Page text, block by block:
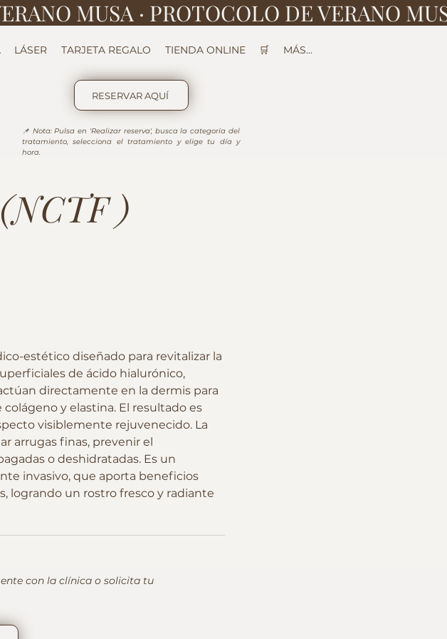
LÁSER TARJETA REGALO TIENDA ONLINE 🛒 MÁS...
RESERVAR AQUÍ
📌 Nota: Pulsa en 'Realizar reserva', busca la categoría del
tratamiento, selecciona el tratamiento y elige tu día y
hora.
)
estético diseñado para revitalizar la
de ácido hialurónico,
directamente en la dermis para
y elastina. El resultado es
visiblemente rejuvenecido. La
arrugas finas, prevenir el
o deshidratadas. Es un
invasivo, que aporta beneficios
logrando un rostro fresco y radiante
con la clínica o solicita tu